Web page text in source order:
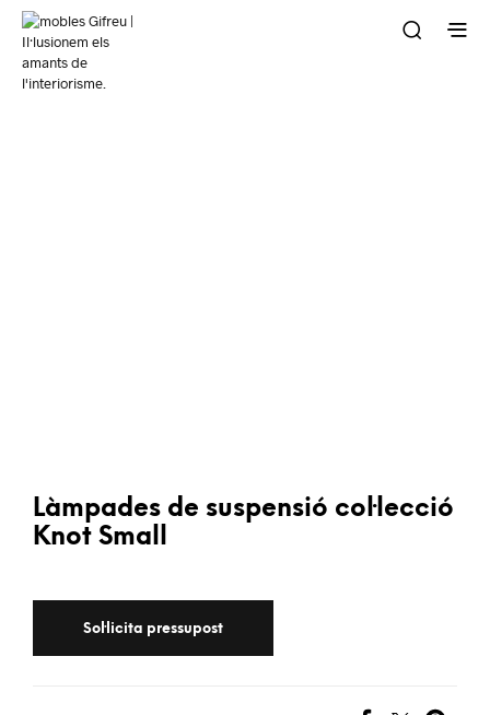
Làmpades de suspensió col·lecció
Knot Small